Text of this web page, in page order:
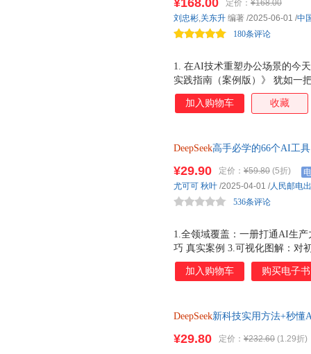
1. 在AI技术重塑办公场景的今
实践指南（案例版）》 犹如一
框架，以50个场景化案例为经
具象化呈现。不同于浅尝辄止
像、视频的全域创作。 对于追
求进阶突破的资深从业者，都
案。当智能技术深度嵌入工作
2.《AI运营新引擎：DeepSeek驱
¥168.00 定价： ¥168.00
180条评论
刘忠彬,关东升 编著 /2025-06-01 /中
加入购物车 收藏
DeepSeek高手必学的66个AI工
结合使用
1.全领域覆盖：一册打通AI生
巧 真实案例 3.可视化图解：对
家拆解三大提问法
¥29.90 定价： ¥59.80 (5折)
536条评论
尤可可 秋叶 /2025-04-01 /人民邮电
加入购物车 购买电子书
DeepSeek新科技实用方法+秒
¥29.80 定价： ¥232.60 (1.29折)